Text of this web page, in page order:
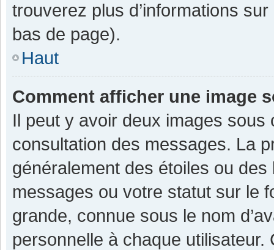
trouverez plus d’informations
bas de page).
Haut
Comment afficher une image
Il peut y avoir deux images sous
consultation des messages. La
généralement des étoiles ou
messages ou votre statut sur le
grande, connue sous le nom
personnelle à chaque utilisateur.